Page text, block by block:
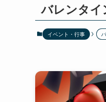
バレンタイ
イベント・行事